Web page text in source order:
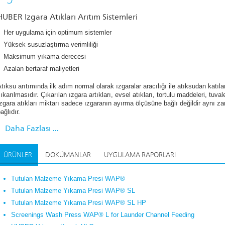
Izgara Atıkları Arıtım Sistemleri
Her uygulama için optimum sistemler
Yüksek susuzlaştırma verimliliği
Maksimum yıkama derecesi
Azalan bertaraf maliyetleri
arıtımında ilk adım normal olarak ızgaralar aracılığı ile atıksudan
Çıkarılan ızgara artıkları, evsel atıkları, tortulu maddeleri,
atıkları miktarı sadece ızgaranın ayırma ölçüsüne bağlı değildir aynı
Daha Fazlası ...
Evsel ızgara artıklarının katı oranı ızgara tipine bağlı olarak % 10 ile % 25
% 90’ı uçucudur (organik).
yüksek su içeriği, heterojen bileşimi ve estetik olmayan görünümünden
arıtılmalıdır.
artıkları arıtımının en iyi metodu yıkama presi ile yıkama ve
materyaller giderilir ve çıkan su atıksu içine geri gönderilir. Sonuç olarak, iyi
yükünü % 6 civarında arttırır.
sonra, ızgara artıkları, su içeriğini azaltmak ve katı
esnasında organik materyallerin çıkarılması ile geliştirilir. İyi bir
azaltımını sağlar.
yıkama presi ızgara artıklarının kütlesini ve hacmini ve dolayısıyla bertaraf
ÜRÜNLER DOKÜMANLAR UYGULAMA RAPORLARI
Tutulan Malzeme Yıkama Presi WAP®
Tutulan Malzeme Yıkama Presi WAP® SL
Tutulan Malzeme Yıkama Presi WAP® SL HP
Screenings Wash Press WAP® L for Launder Channel Feeding